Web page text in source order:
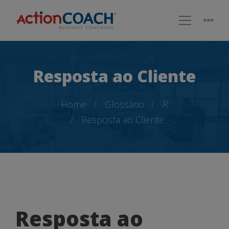
Resposta ao Cliente
Home Glossário
R
Resposta ao Cliente
Resposta
Resposta ao